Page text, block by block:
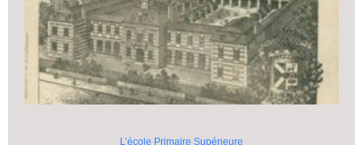
L’école Primaire Supérieure